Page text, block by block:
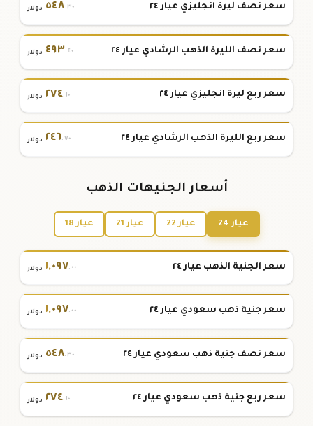
سعر نصف ليرة انجليزي عيار ٢٤ ٥٤٨.٣٠ دولار
سعر نصف الليرة الذهب الرشادي عيار ٢٤ ٤٩٣.٤٠ دولار
سعر ربع ليرة انجليزي عيار ٢٤ ٢٧٤.١٠ دولار
سعر ربع الليرة الذهب الرشادي عيار ٢٤ ٢٤٦.٧٠ دولار
أسعار الجنيهات الذهب
عيار 24 عيار 22 عيار 21 عيار 18
سعر الجنية الذهب عيار ٢٤ ١,٠٩٧.٠٠ دولار
سعر جنية ذهب سعودي عيار ٢٤ ١,٠٩٧.٠٠ دولار
سعر نصف جنية ذهب سعودي عيار ٢٤ ٥٤٨.٣٠ دولار
سعر ربع جنية ذهب سعودي عيار ٢٤ ٢٧٤.١٠ دولار